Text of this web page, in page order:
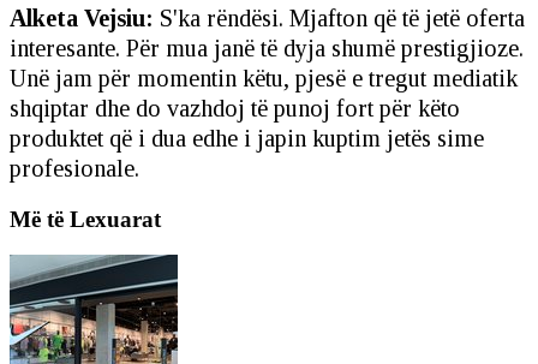
Alketa Vejsiu: S'ka rëndësi. Mjafton që të jetë oferta
interesante. Për mua janë të dyja shumë prestigjioze.
Unë jam për momentin këtu, pjesë e tregut mediatik
shqiptar dhe do vazhdoj të punoj fort për këto
produktet që i dua edhe i japin kuptim jetës sime
profesionale.
Më të Lexuarat